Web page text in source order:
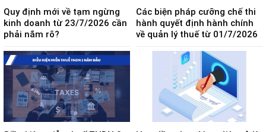
Quy định mới về tạm ngừng
kinh doanh từ 23/7/2026 cần
phải nắm rõ?
Các biện pháp cưỡng chế thi
hành quyết định hành chính
về quản lý thuế từ 01/7/2026